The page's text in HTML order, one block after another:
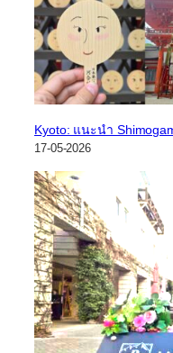
Kyoto: แนะนำ
17-05-2026